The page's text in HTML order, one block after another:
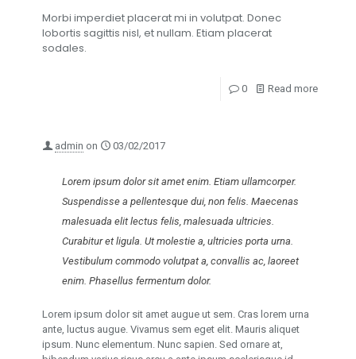
Morbi imperdiet placerat mi in volutpat. Donec
lobortis sagittis nisl, et nullam. Etiam placerat
sodales.
0 Read more
admin on 03/02/2017
Lorem ipsum dolor sit amet enim. Etiam ullamcorper.
Suspendisse a pellentesque dui, non felis. Maecenas
malesuada elit lectus felis, malesuada ultricies.
Curabitur et ligula. Ut molestie a, ultricies porta urna.
Vestibulum commodo volutpat a, convallis ac, laoreet
enim. Phasellus fermentum dolor.
Lorem ipsum dolor sit amet augue ut sem. Cras lorem urna
ante, luctus augue. Vivamus sem eget elit. Mauris aliquet
ipsum. Nunc elementum. Nunc sapien. Sed ornare at,